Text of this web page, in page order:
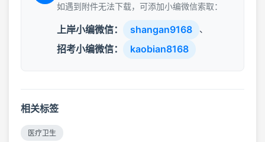
如遇到附件无法下载，可添加小编微信索取：
上岸小编微信： shangan9168 、
招考小编微信： kaobian8168
相关标签
医疗卫生